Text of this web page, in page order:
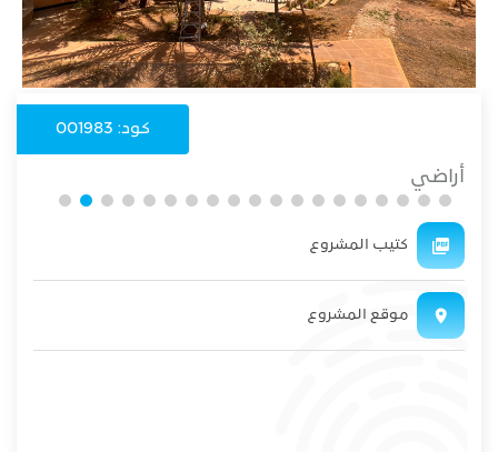
كود: 001983
أراضي
كتيب المشروع
موقع المشروع